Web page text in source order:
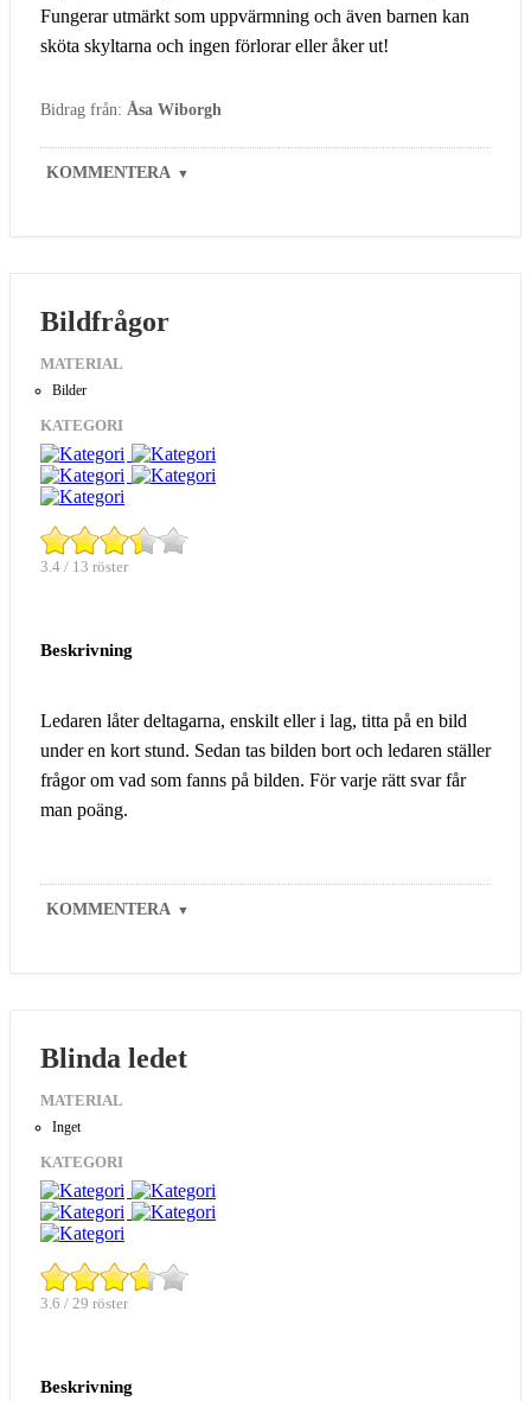
Fungerar utmärkt som uppvärmning och även barnen kan
sköta skyltarna och ingen förlorar eller åker ut!
Bidrag från: Åsa Wiborgh
KOMMENTERA ▼
Bildfrågor
MATERIAL
Bilder
KATEGORI
3.4 / 13 röster
Beskrivning
Ledaren låter deltagarna, enskilt eller i lag, titta på en bild
under en kort stund. Sedan tas bilden bort och ledaren ställer
frågor om vad som fanns på bilden. För varje rätt svar får
man poäng.
KOMMENTERA ▼
Blinda ledet
MATERIAL
Inget
KATEGORI
3.6 / 29 röster
Beskrivning